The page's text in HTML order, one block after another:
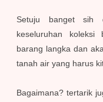
Setuju banget sih
keseluruhan
barang langka dan
tanah air yang harus
Bagaimana? tertarik